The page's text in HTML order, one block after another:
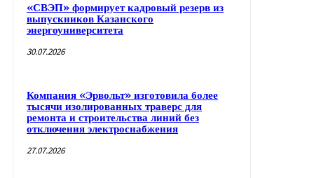
«СВЭП» формирует кадровый резерв из
выпускников Казанского
энергоуниверситета
30.07.2026
Компания «Эрвольт» изготовила более
тысячи изолированных траверс для
ремонта и строительства линий без
отключения электроснабжения
27.07.2026